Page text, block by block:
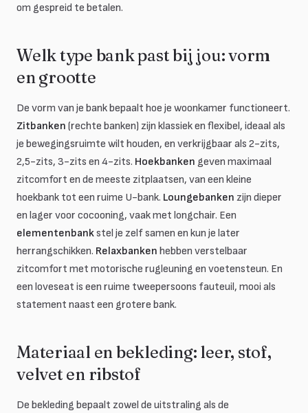
om gespreid te betalen.
Welk type bank past bij jou: vorm
en grootte
De vorm van je bank bepaalt hoe je woonkamer functioneert.
Zitbanken (rechte banken) zijn klassiek en flexibel, ideaal als
je bewegingsruimte wilt houden, en verkrijgbaar als 2-zits,
2,5-zits, 3-zits en 4-zits. Hoekbanken geven maximaal
zitcomfort en de meeste zitplaatsen, van een kleine
hoekbank tot een ruime U-bank. Loungebanken zijn dieper
en lager voor cocooning, vaak met longchair. Een
elementenbankstel je zelf samen en kun je later
herrangschikken. Relaxbanken hebben verstelbaar
zitcomfort met motorische rugleuning en voetensteun. En
een loveseat is een ruime tweepersoons fauteuil, mooi als
statement naast een grotere bank.
Materiaal en bekleding: leer, stof,
velvet en ribstof
De bekleding bepaalt zowel de uitstraling als de